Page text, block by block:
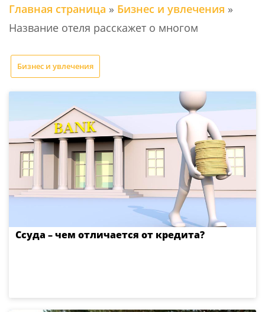
Главная страница » Бизнес и увлечения »
Название отеля расскажет о многом
Бизнес и увлечения
Ссуда – чем отличается от кредита?